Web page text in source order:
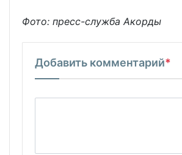
Фото: пресс-служба Акорды
Добавить комментарий*